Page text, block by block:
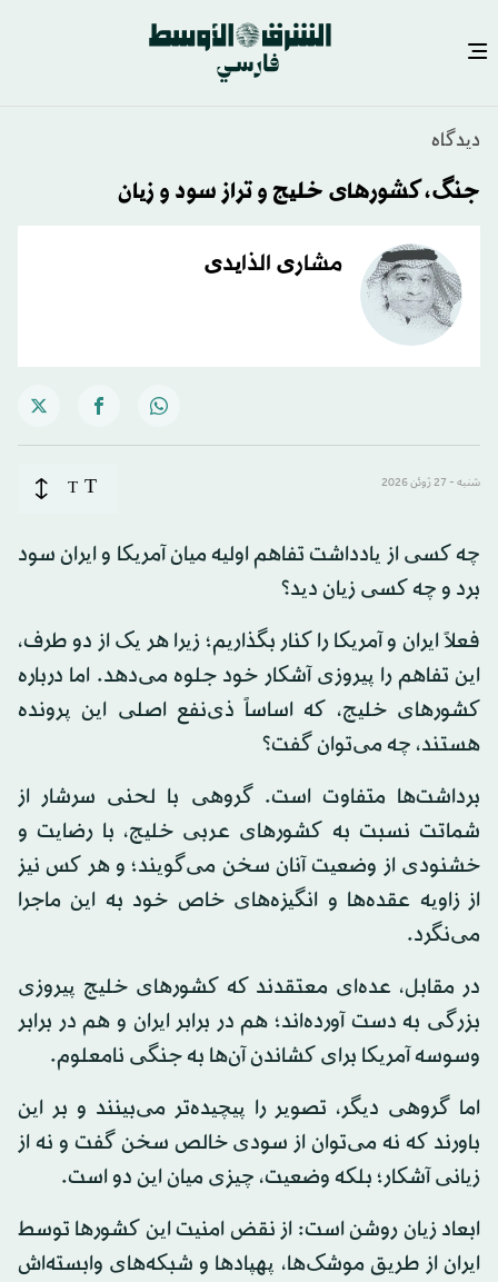
دیدگاه
جنگ، کشورهای خلیج و تراز سود و زیان
مشاری الذایدی
شنبه - 27 ژوئن 2026 T
T
چه کسی از یادداشت تفاهم اولیه میان آمریکا و ایران سود
برد و چه کسی زیان دید؟
فعلاً ایران و آمریکا را کنار بگذاریم؛ زیرا هر یک از دو طرف،
این تفاهم را پیروزی آشکار خود جلوه می‌دهد. اما درباره
کشورهای خلیج، که اساساً ذی‌نفع اصلی این پرونده
هستند، چه می‌توان گفت؟
برداشت‌ها متفاوت است. گروهی با لحنی سرشار از
شماتت نسبت به کشورهای عربی خلیج، با رضایت و
خشنودی از وضعیت آنان سخن می‌گویند؛ و هر کس نیز
از زاویه عقده‌ها و انگیزه‌های خاص خود به این ماجرا
می‌نگرد.
در مقابل، عده‌ای معتقدند که کشورهای خلیج پیروزی
بزرگی به دست آورده‌اند؛ هم در برابر ایران و هم در برابر
وسوسه آمریکا برای کشاندن آن‌ها به جنگی نامعلوم.
اما گروهی دیگر، تصویر را پیچیده‌تر می‌بینند و بر این
باورند که نه می‌توان از سودی خالص سخن گفت و نه از
زیانی آشکار؛ بلکه وضعیت، چیزی میان این دو است.
ابعاد زیان روشن است: از نقض امنیت این کشورها توسط
ایران از طریق موشک‌ها، پهپادها و شبکه‌های وابسته‌اش